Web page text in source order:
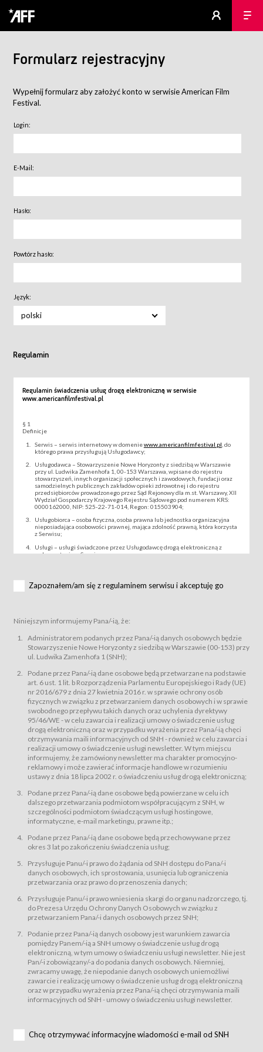
Formularz rejestracyjny
Wypełnij formularz aby założyć konto w serwisie American Film
Festival.
Login:
E-Mail:
Hasło:
Powtórz hasło:
Język:
polski
Regulamin
Regulamin świadczenia usług drogą elektroniczną w serwisie
www.americanfilmfestival.pl
§ 1
Definicje
Serwis – serwis internetowy w domeniewww.americanfilmfestival.pl , do
którego prawa przysługują Usługodawcy;
Usługodawca – Stowarzyszenie Nowe Horyzonty z siedzibą w Warszawie
przy ul. Ludwika Zamenhofa 1, 00-153 Warszawa, wpisane do rejestru
stowarzyszeń, innych organizacji społecznych i zawodowych, fundacji oraz
samodzielnych publicznych zakładów opieki zdrowotnej i do rejestru
przedsiębiorców prowadzonego przez Sąd Rejonowy dla m.st. Warszawy, XII
Wydział Gospodarczy Krajowego Rejestru Sądowego pod numerem KRS:
0000162000, NIP: 525-22-71-014, Regon: 015503904;
Usługobiorca – osoba fizyczna, osoba prawna lub jednostka organizacyjna
nieposiadająca osobowości prawnej, mająca zdolność prawną, która korzysta
z Serwisu;
Usługi – usługi świadczone przez Usługodawcę drogą elektroniczną z
wykorzystaniem Serwisu;
za pośrednictwem Serwisu;
podmiotom z branży mediów i filmowej (Akredytacje);
Bilety – wybrane dokumenty potwierdzające zawarcie umowy z
Usługodawcą i uprawniające do wzięcia udziału w Wydarzeniu,
przewidziane przez Usługodawcę dla danego Wydarzenia, tj. uprawniające
do uczestnictwa w wielu albo w pojedynczych seansach filmowych,
Sklep – sklep internetowy prowadzony przez Usługodawcę w Serwisie;
Regulamin – niniejszy regulamin.
§ 2
Postanowienia ogólne
Regulamin określa zasady:
świadczenia Usługobiorcom Usług przez Usługodawcę, z
zastrzeżeniem usług, o których mowa w ust. 2 pkt. 4 i 5 poniżej, których
zasady świadczenia precyzują odrębne regulaminy,
przetwarzania przez Usługodawcę danych osobowych Usługobiorców
będących osobami fizycznymi.
świadczy Usługi drogą elektroniczną w rozumieniu ustawy z dnia 18 lipca
2002 r. o świadczeniu usług drogą elektroniczną (Dz.U. z 2002 r., Nr 144, poz.
1204, z późń. zm.). Usługi świadczone są nieodpłatnie.
usługę przeglądania i odczytywania przez Usługobiorców materiałów
zamieszczanych w Serwisie,
usługę utrzymywania konta użytkownika w Serwisie,
usługę newsletter,
usługę zawierania na odległość umów nabycia Karnetów i Biletów,
usługę zawierania na odległość umów sprzedaży w Sklepie.
dnia 18 lipca 2002 r. o świadczeniu usług drogą elektroniczną (Dz.U. z 2002
r., Nr 144, poz. 1204, z późń. zm.). Usługi świadczone są nieodpłatnie.
Na zasadach określonych w Regulaminie dostęp do Serwisu jest otwarty dla
Usługobiorca przed rozpoczęciem korzystania z Serwisu jest zobowiązany
zapoznać się z Regulaminem. Założenie konta w Serwisie oraz zamówienie
usługi newsletter za pośrednictwem przeznaczonego do tego formularza
zamieszczonego na stronach Serwisu dostępnych dla wszystkich
Usługobiorców wymaga akceptacji postanowień Regulaminu.
Usługobiorca zobowiązany jest do przestrzegania postanowień Regulaminu
od chwili rozpoczęcia korzystania z Serwisu.
Regulamin jest udostępniony Usługobiorcom nieodpłatnie za
Warunki techniczne korzystania z Usług
Zapoznałem/am się z regulaminem serwisu i akceptuję go
Niniejszym informujemy Pana/-ią, że:
Administratorem podanych przez Pana/-ią danych osobowych będzie
Stowarzyszenie Nowe Horyzonty z siedzibą w Warszawie (00-153) przy
ul. Ludwika Zamenhofa 1 (SNH);
Podane przez Pana/-ią dane osobowe będą przetwarzane na podstawie
art. 6 ust. 1 lit. b Rozporządzenia Parlamentu Europejskiego i Rady (UE)
nr 2016/679 z dnia 27 kwietnia 2016 r. w sprawie ochrony osób
fizycznych w związku z przetwarzaniem danych osobowych i w sprawie
swobodnego przepływu takich danych oraz uchylenia dyrektywy
95/46/WE - w celu zawarcia i realizacji umowy o świadczenie usług
drogą elektroniczną oraz w przypadku wyrażenia przez Pana/-ią chęci
otrzymywania maili informacyjnych od SNH - również w celu zawarcia i
realizacji umowy o świadczenie usługi newsletter. W tym miejscu
informujemy, że zamówiony newsletter ma charakter promocyjno-
reklamowy i może zawierać informacje handlowe w rozumieniu
ustawy z dnia 18 lipca 2002 r. o świadczeniu usług drogą elektroniczną;
Podane przez Pana/-ią dane osobowe będą powierzane w celu ich
dalszego przetwarzania podmiotom współpracującym z SNH, w
szczególności podmiotom świadczącym usługi hostingowe,
informatyczne, e-mail marketingu, prawne itp.;
Podane przez Pana/-ią dane osobowe będą przechowywane przez
okres 3 lat po zakończeniu świadczenia usług;
Przysługuje Panu/-i prawo do żądania od SNH dostępu do Pana/-i
danych osobowych, ich sprostowania, usunięcia lub ograniczenia
przetwarzania oraz prawo do przenoszenia danych;
Przysługuje Panu/-i prawo wniesienia skargi do organu nadzorczego, tj.
do Prezesa Urzędu Ochrony Danych Osobowych w związku z
przetwarzaniem Pana/-i danych osobowych przez SNH;
Podanie przez Pana/-ią danych osobowy jest warunkiem zawarcia
pomiędzy Panem/-ią a SNH umowy o świadczenie usług drogą
elektroniczną, w tym umowy o świadczeniu usługi newsletter. Nie jest
Pan/-i zobowiązany/-a do podania danych osobowych. Niemniej,
zwracamy uwagę, że niepodanie danych osobowych uniemożliwi
zawarcie i realizację umowy o świadczenie usług drogą elektroniczną
oraz w przypadku wyrażenia przez Pana/-ią chęci otrzymywania maili
informacyjnych od SNH - umowy o świadczeniu usługi newsletter.
Chcę otrzymywać informacyjne wiadomości e-mail od SNH